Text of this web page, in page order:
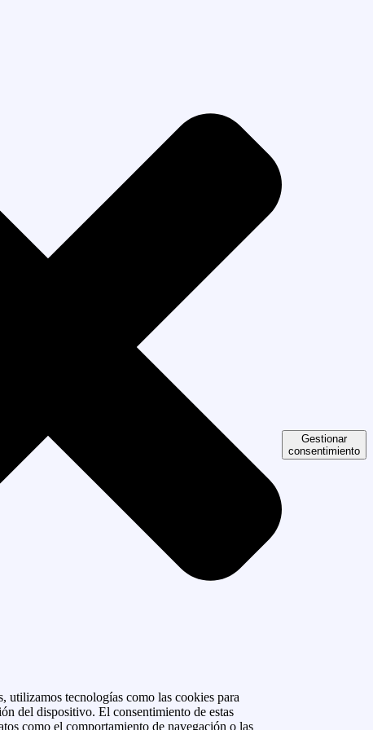
utilizamos tecnologías como las cookies para
del dispositivo. El consentimiento de estas
como el comportamiento de navegación o las
Gestionar
consentimiento